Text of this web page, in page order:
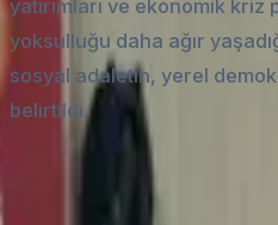
yatırımları ve ekonomik
yoksulluğu daha ağır
sosyal adaletin, yerel
belirtildi.